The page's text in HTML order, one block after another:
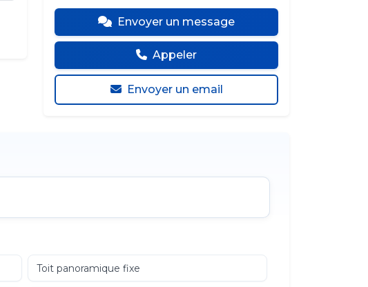
Envoyer un message
Appeler
Envoyer un email
Toit panoramique fixe